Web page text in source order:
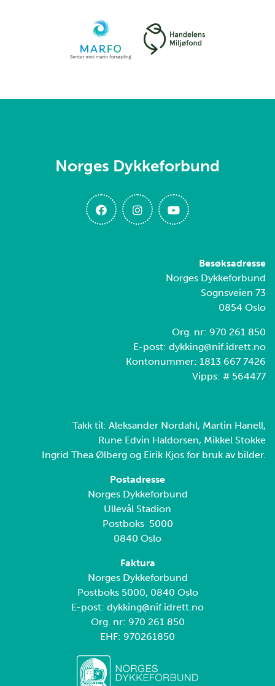
Norges Dykkeforbund
Besøksadresse
Norges Dykkeforbund
Sognsveien 73
0854 Oslo
Org. nr: 970 261 850
E-post: dykking@nif.idrett.no
Kontonummer: 1813 667 7426
Vipps: # 564477
Takk til: Aleksander Nordahl, Martin Hanell,
Rune Edvin Haldorsen, Mikkel Stokke
Ingrid Thea Ølberg og Eirik Kjos for bruk av bilder.
Postadresse
Norges Dykkeforbund
Ullevål Stadion
Postboks 5000
0840 Oslo
Faktura
Norges Dykkeforbund
Postboks 5000, 0840 Oslo
E-post: dykking@nif.idrett.no
Org. nr: 970 261 850
EHF: 970261850